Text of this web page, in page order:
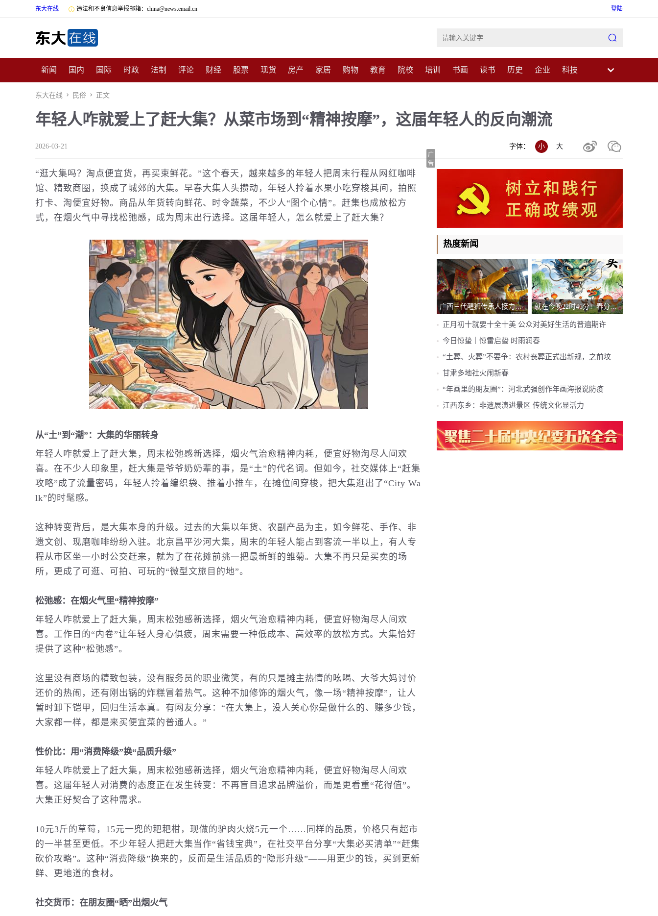
东大在线  违法和不良信息举报邮箱：china@news.email.cn 登陆

新闻 国内 国际 时政 法制 评论 财经 股票 现货 房产 家居 购物 教育 院校 培训 书画 读书 历史 企业 科技
数码 民俗 招商
非遗 公益 娱乐 游戏 影视 明星 时尚 体育 互联网 手机 高考 育儿 交通 美食
东大在线  民俗  正文
年轻人咋就爱上了赶大集？从菜市场到“精神按摩”，这届年轻人的反向潮流
2026-03-21 

字体： 小 大
“逛大集吗？淘点便宜货，再买束鲜花。”这个春天，越来越多的年轻人把周末行程从网红咖啡
馆、精致商圈，换成了城郊的大集。早春大集人头攒动，年轻人拎着水果小吃穿梭其间，拍照
打卡、淘便宜好物。商品从年货转向鲜花、时令蔬菜，不少人“图个心情”。赶集也成放松方
式，在烟火气中寻找松弛感，成为周末出行选择。这届年轻人，怎么就爱上了赶大集？
从“土”到“潮”：大集的华丽转身
年轻人咋就爱上了赶大集，周末松弛感新选择，烟火气治愈精神内耗，便宜好物淘尽人间欢
喜。在不少人印象里，赶大集是爷爷奶奶辈的事，是“土”的代名词。但如今，社交媒体上“赶集
攻略”成了流量密码，年轻人拎着编织袋、推着小推车，在摊位间穿梭，把大集逛出了“City Wa
lk”的时髦感。
这种转变背后，是大集本身的升级。过去的大集以年货、农副产品为主，如今鲜花、手作、 非
遗文创、现磨咖啡纷纷入驻。北京昌平沙河大集，周末的年轻人能占到客流一半以上，有人专
程从市区坐一小时公交赶来，就为了在花摊前挑一把最新鲜的雏菊。大集不再只是买卖的场
所，更成了可逛、可拍、可玩的“微型文旅目的地”。
松弛感：在烟火气里“精神按摩”
年轻人咋就爱上了赶大集，周末松弛感新选择，烟火气治愈精神内耗，便宜好物淘尽人间欢
喜。工作日的“内卷”让年轻人身心俱疲，周末需要一种低成本、高效率的放松方式。大集恰好
提供了这种“松弛感”。
这里没有商场的精致包装，没有服务员的职业微笑，有的只是摊主热情的吆喝、大爷大妈讨价
还价的热闹，还有刚出锅的炸糕冒着热气。这种不加修饰的烟火气，像一场“精神按摩”，让人
暂时卸下铠甲，回归生活本真。有网友分享：“在大集上，没人关心你是做什么的、赚多少钱，
大家都一样，都是来买便宜菜的普通人。”
性价比：用“消费降级”换“品质升级”
年轻人咋就爱上了赶大集，周末松弛感新选择，烟火气治愈精神内耗，便宜好物淘尽人间欢
喜。这届年轻人对消费的态度正在发生转变：不再盲目追求品牌溢价，而是更看重“花得值”。
大集正好契合了这种需求。
10元3斤的草莓，15元一兜的耙耙柑，现做的驴肉火烧5元一个……同样的品质，价格只有超市
的一半甚至更低。不少年轻人把赶大集当作“省钱宝典”，在社交平台分享“大集必买清单”“赶集
砍价攻略”。这种“消费降级”换来的，反而是生活品质的“隐形升级”——用更少的钱，买到更新
鲜、更地道的食材。
社交货币：在朋友圈“晒”出烟火气
广
告
热度新闻
广西三代醒狮传承人接力中
国千年技艺
就在今晚22时46分！春分遇
上“龙抬头”，本世纪仅有三
次的罕见相遇
正月初十就要十全十美 公众对美好生活的普遍期许
今日惊蛰｜惊雷启蛰 时雨润春
“土葬、火葬”不要争：农村丧葬正式出新规，之前坟墓
如何处理
甘肃多地社火闹新春
“年画里的朋友圈”：河北武强创作年画海报说防疫
江西东乡：非遗展演进景区 传统文化显活力